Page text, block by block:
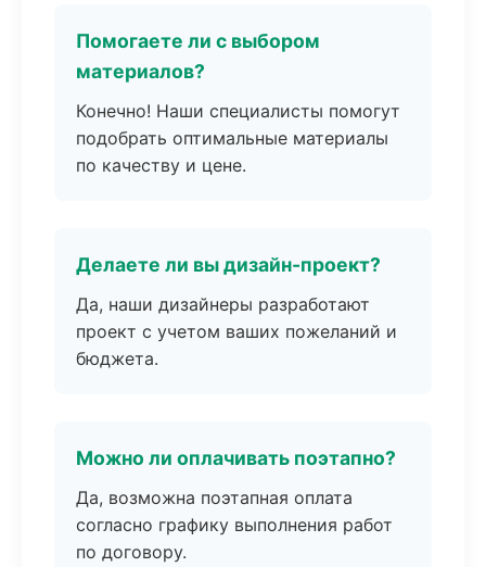
Помогаете ли с выбором
материалов?
Конечно! Наши специалисты помогут
подобрать оптимальные материалы
по качеству и цене.
Делаете ли вы дизайн-проект?
Да, наши дизайнеры разработают
проект с учетом ваших пожеланий и
бюджета.
Можно ли оплачивать поэтапно?
Да, возможна поэтапная оплата
согласно графику выполнения работ
по договору.